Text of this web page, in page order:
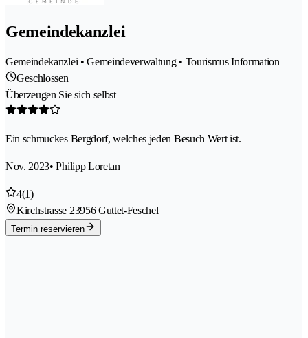
Gemeindekanzlei
Gemeindekanzlei • Gemeindeverwaltung • Tourismus Information
Geschlossen
Überzeugen Sie sich selbst
Ein schmuckes Bergdorf, welches jeden Besuch Wert ist.
Nov. 2023• Philipp Loretan
4(1)
Kirchstrasse 23956 Guttet-Feschel
Termin reservieren